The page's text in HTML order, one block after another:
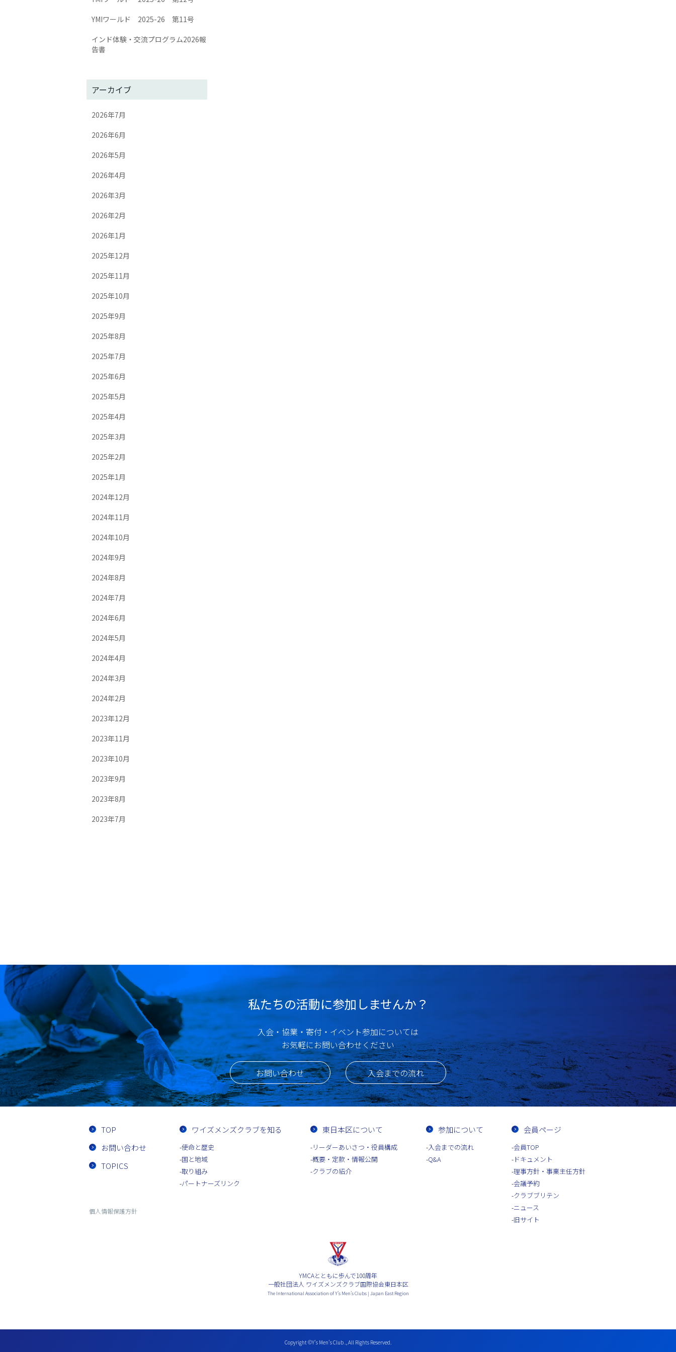
YMIワールド 2025-26 第11号
インド体験・交流プログラム2026報
告書
アーカイブ
2026年7月
2026年6月
2026年5月
2026年4月
2026年3月
2026年2月
2026年1月
2025年12月
2025年11月
2025年10月
2025年9月
2025年8月
2025年7月
2025年6月
2025年5月
2025年4月
2025年3月
2025年2月
2025年1月
2024年12月
2024年11月
2024年10月
2024年9月
2024年8月
2024年7月
2024年6月
2024年5月
2024年4月
2024年3月
2024年2月
2023年12月
2023年11月
2023年10月
2023年9月
2023年8月
2023年7月
私たちの活動に参加しませんか？
入会・協業・寄付・イベント参加については
お気軽にお問い合わせください
お問い合わせ 入会までの流れ
TOP
お問い合わせ
TOPICS
個人情報保護方針
ワイズメンズクラブを知る
使命と歴史
国と地域
取り組み
パートナーズリンク
東日本区について
リーダーあいさつ・役員構成
概要・定款・情報公開
クラブの紹介
参加について
入会までの流れ
Q&A
会員ページ
会員TOP
ドキュメント
理事方針・事業主任方針
会議予約
クラブブリテン
ニュース
旧サイト
YMCAとともに歩んで100周年
一般社団法人 ワイズメンズクラブ国際協会東日本区
The International Association of Y’s Men’s Clubs | Japan East Region
Copyright ©Y’s Men’s Club ., All Rights Reserved.